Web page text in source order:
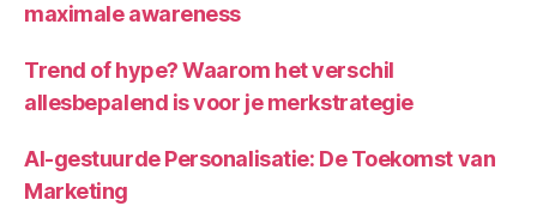
maximale awareness
Trend of hype? Waarom het verschil
allesbepalend is voor je merkstrategie
AI-gestuurde Personalisatie: De Toekomst van
Marketing